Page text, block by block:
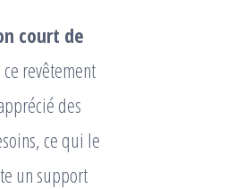
court de
revêtement
des
ce qui le
un support